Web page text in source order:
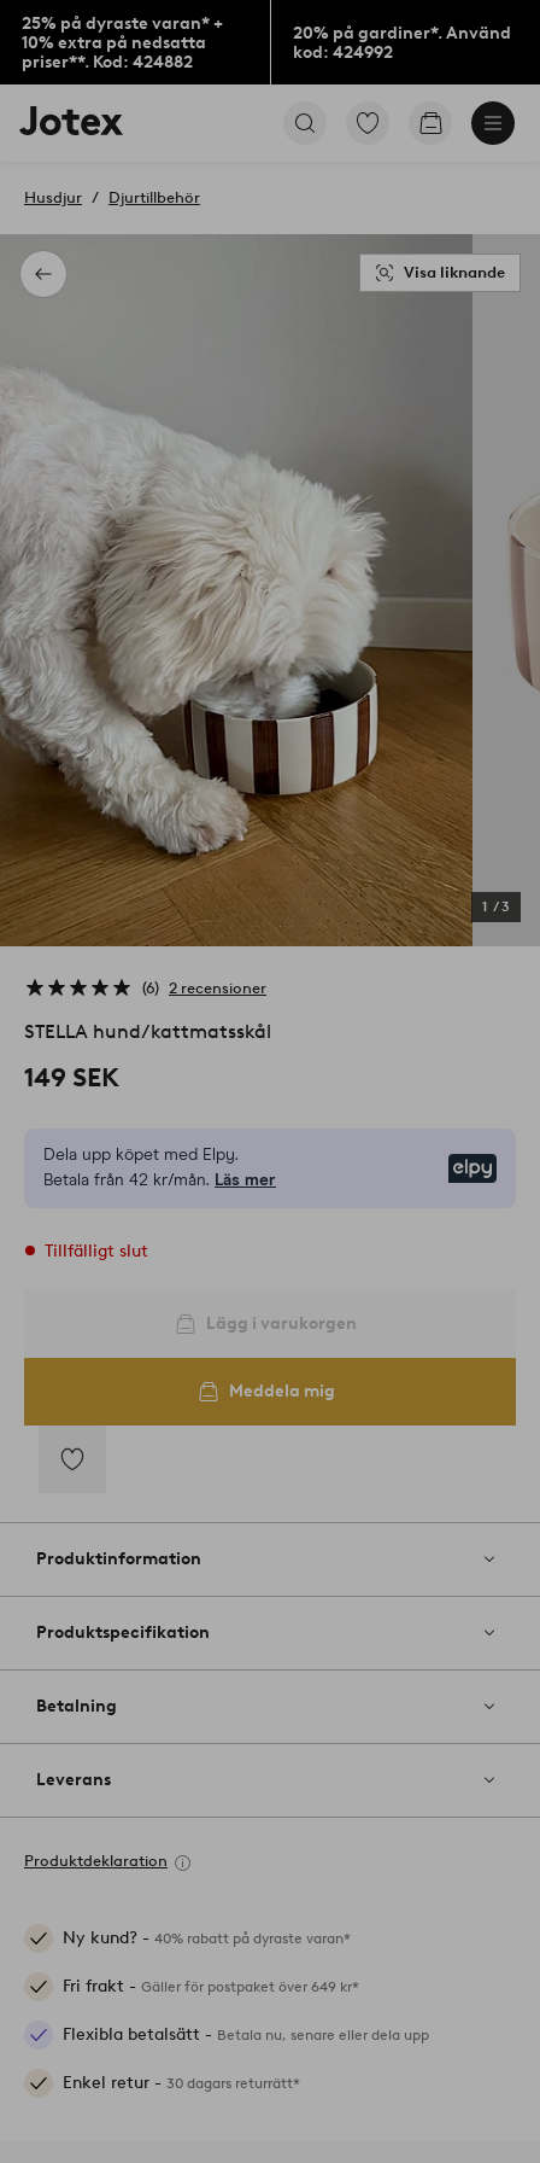
25% på dyraste varan* +
10% extra på nedsatta
priser**. Kod: 424882
20% på gardiner*. Använd
kod: 424992
Jotex
logotyp
till
Gå
Gå
Tillbaka
Husdjur Djurtillbehör
1 /3
Visa liknande
6 2 recensioner
STELLA hund/kattmatsskål
149 SEK
Dela upp köpet med Elpy.
Betala från 42 kr/mån. Läs mer
Tillfälligt slut
Lägg i varukorgen
Meddela mig
till
i
favoriter
Produktinformation
Produktspecifikation
Betalning
Leverans
Produktdeklaration
Ny kund? - 40% rabatt på dyraste varan*
Fri frakt - Gäller för postpaket över 649 kr*
Flexibla betalsätt - Betala nu, senare eller dela upp
Enkel retur - 30 dagars returrätt*